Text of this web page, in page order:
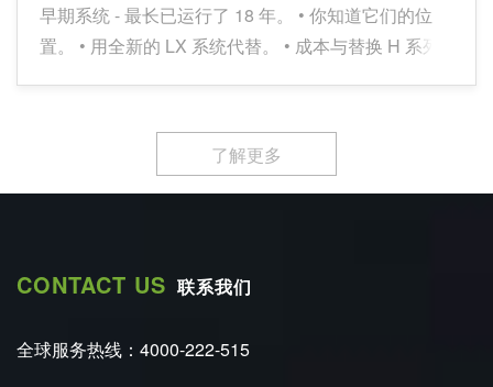
早期系统 - 最长已运行了 18 年。 • 你知道它们的位
置。 • 用全新的 LX 系统代替。 • 成本与替换 H 系列
了解更多
CONTACT US 联系我们
全球服务热线：4000-222-515